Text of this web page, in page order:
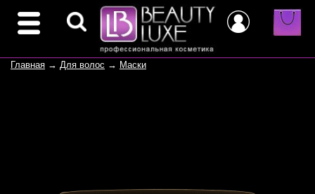
Главная → Для волос → Маски